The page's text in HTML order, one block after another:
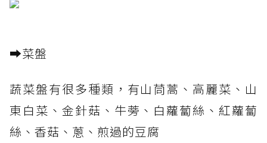
➡️菜盤
蔬菜盤有很多種類，有山茼蒿、高麗菜、山
東白菜、金針菇、牛蒡、白蘿蔔絲、紅蘿蔔
絲、香菇、蔥、煎過的豆腐